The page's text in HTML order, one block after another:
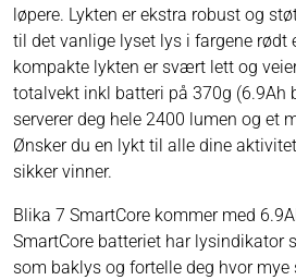
løpere. Lykten er ekstra robust og
til det vanlige lyset lys i fargene rødt
kompakte lykten er svært lett og
totalvekt inkl batteri på 370g (6.9Ah
serverer deg hele 2400 lumen og et
Ønsker du en lykt til alle dine
sikker vinner.
Blika 7 SmartCore kommer med
SmartCore batteriet har lysindikator
som baklys og fortelle deg hvor